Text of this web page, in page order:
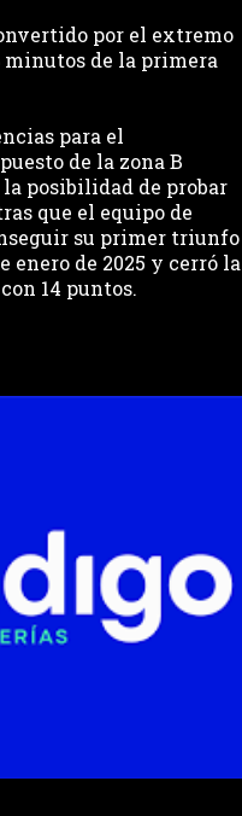
por el extremo
minutos de la primera
para el
de la zona B
posibilidad de probar
que el equipo de
su primer triunfo
enero de 2025 y cerró la
14 puntos.